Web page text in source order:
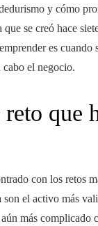
y cómo
se creó hace
es
cabo el negocio.
que
con los retos
el activo más
más